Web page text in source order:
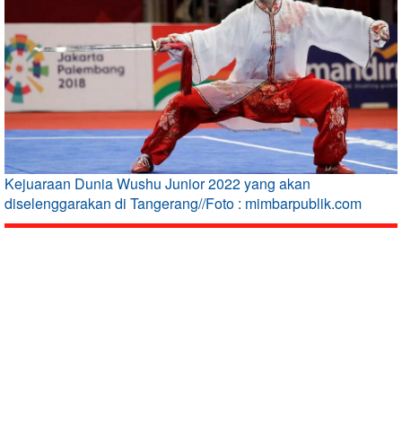
Kejuaraan Dunia Wushu Junior 2022 yang akan
diselenggarakan di Tangerang//Foto : mimbarpublik.com